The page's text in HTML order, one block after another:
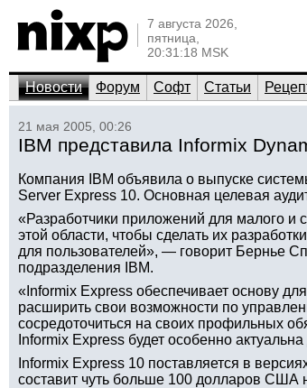
7 августа 2026,
пятница,
20:31:18 MSK
Новости Форум Софт Статьи
21 мая 2005, 00:26
IBM представила Informix
Компания IBM объявила о выпуске
Server Express 10. Основная целевая
«Разработчики приложений для малого и
этой области, чтобы сделать их
для пользователей», — говорит Бернье
подразделения IBM.
«Informix Express обеспечивает основу
расширить свои возможности по
сосредоточиться на своих профильных
Informix Express будет особенно
Informix Express 10 поставляется в
составит чуть больше 100 долларов США